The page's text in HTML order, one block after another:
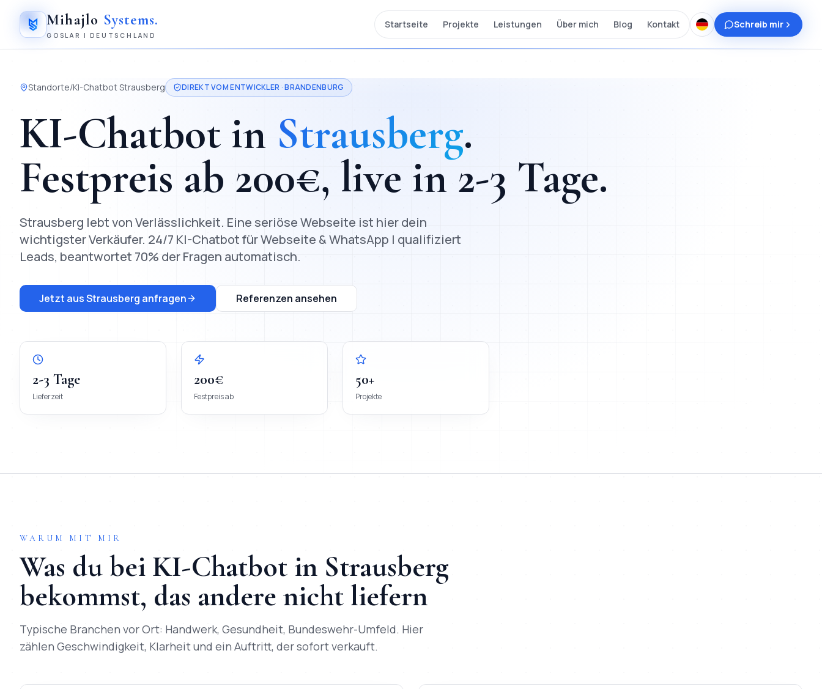
Mihajlo Systems.
GOSLAR | DEUTSCHLAND
Startseite Projekte Leistungen Über mich Blog Kontakt Schreib mir
Standorte/KI-ChatbotStrausberg DIREKT VOM ENTWICKLER ·BRANDENBURG
KI-Chatbot in Strausberg.
Festpreis ab 200€, live in2-3 Tage.
Strausberg lebt von Verlässlichkeit. Eine seriöse Webseite ist hier dein
wichtigster Verkäufer. 24/7 KI-Chatbot für Webseite & WhatsApp | qualifiziert
Leads, beantwortet 70% der Fragen automatisch.
Jetzt ausStrausberg anfragen Referenzen ansehen
2-3 Tage
Lieferzeit
200€
Festpreis ab
50+
Projekte
WARUM MIT MIR
Was du bei KI-Chatbot in Strausberg
bekommst, das andere nicht liefern
Typische Branchen vor Ort: Handwerk, Gesundheit, Bundeswehr-Umfeld. Hier
zählen Geschwindigkeit, Klarheit und ein Auftritt, der sofort verkauft.